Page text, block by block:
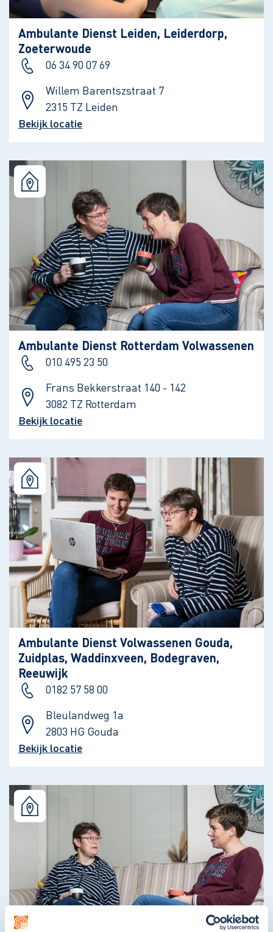
Ambulante Dienst Leiden, Leiderdorp,
Zoeterwoude
06 34 90 07 69
Willem Barentszstraat 7
2315 TZ Leiden
Bekijk locatie
Ambulante Dienst Rotterdam Volwassenen
010 495 23 50
Frans Bekkerstraat 140 - 142
3082 TZ Rotterdam
Bekijk locatie
Ambulante Dienst Volwassenen Gouda,
Zuidplas, Waddinxveen, Bodegraven,
Reeuwijk
0182 57 58 00
Bleulandweg 1a
2803 HG Gouda
Bekijk locatie